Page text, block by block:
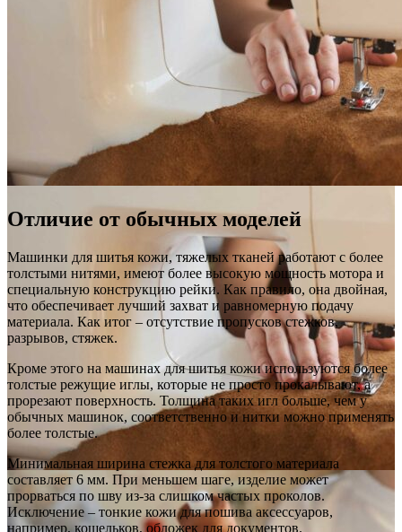
Отличие от обычных моделей
Машинки для шитья кожи, тяжелых тканей работают с более
толстыми нитями, имеют более высокую мощность мотора и
специальную конструкцию рейки. Как правило, она двойная,
что обеспечивает лучший захват и равномерную подачу
материала. Как итог – отсутствие пропусков стежков,
разрывов, стяжек.
Кроме этого на машинах для шитья кожи используются более
толстые режущие иглы, которые не просто прокалывают, а
прорезают поверхность. Толщина таких игл больше, чем у
обычных машинок, соответственно и нитки можно применять
более толстые.
Минимальная ширина стежка для толстого материала
составляет 6 мм. При меньшем шаге, изделие может
прорваться по шву из-за слишком частых проколов.
Исключение – тонкие кожи для пошива аксессуаров,
например, кошельков, обложек для документов.